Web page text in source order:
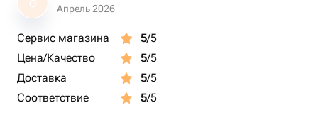
О
Апрель 2026
Сервис магазина 5/5
Цена/Качество
5/5
Доставка
5/5
Соответствие
5/5